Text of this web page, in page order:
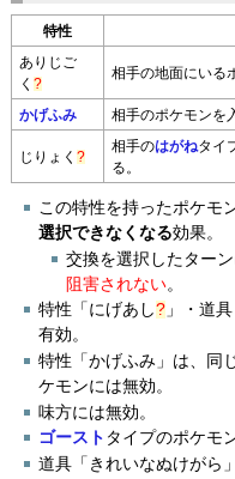
特性
ありじご
く ?
相手の地面にいる
かげふみ 相手のポケモンを
じりょく ?
相手のはがねタイ
る。
この特性を持ったポケモ
選択できなくなる効果。
交換を選択したター
阻害されない。
特性「 にげあし? 」・道
有効。
特性「かげふみ」は、同
ケモンには無効。
味方には無効。
ゴースト タイプのポケモ
道具「きれいなぬけがら